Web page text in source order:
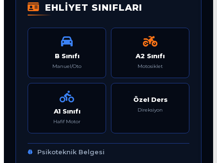
EHLİYET SINIFLARI
B Sınıfı
Manuel/Oto
A2 Sınıfı
Motosiklet
A1 Sınıfı
Hafif Motor
Özel Ders
Direksiyon
Psikoteknik Belgesi